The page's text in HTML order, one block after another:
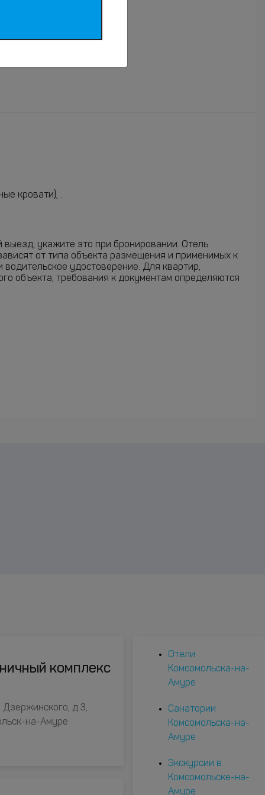
кровати), .
укажите это при бронировании. Отель
от типа объекта размещения и применимых к
удостоверение. Для квартир,
объекта, требования к документам определяются
комплекс
Дзержинского, д.3,
на-Амуре
Отели
Комсомольска-на-
Амуре
Санатории
Комсомольска-на-
Амуре
Экскурсии в
Комсомольске-на-
Амуре